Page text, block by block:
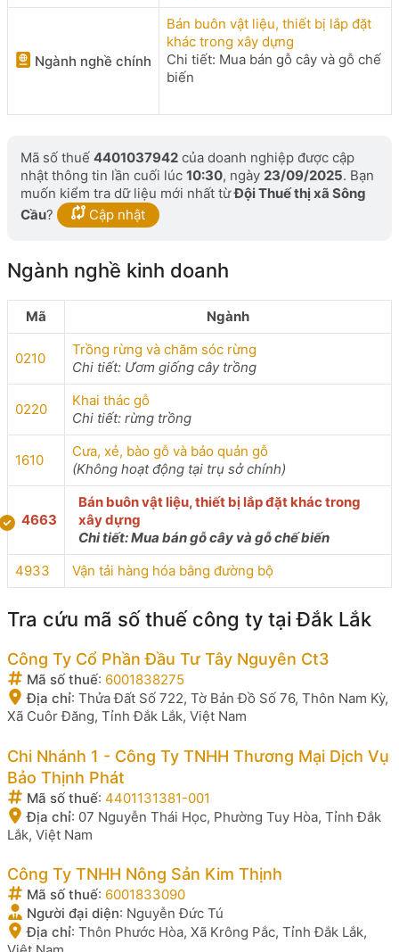
Ngành nghề chính
Bán buôn vật liệu, thiết bị lắp đặt
khác trong xây dựng
Chi tiết: Mua bán gỗ cây và gỗ chế
biến
Mã số thuế 4401037942 của doanh nghiệp được cập
nhật thông tin lần cuối lúc 10:30, ngày 23/09/2025. Bạn
muốn kiểm tra dữ liệu mới nhất từĐội Thuế thị xã Sông
Cầu? Cập nhật
Ngành nghề kinh doanh
Mã Ngành
0210
Trồng rừng và chăm sóc rừng
Chi tiết: Ươm giống cây trồng
0220
Khai thác gỗ
Chi tiết: rừng trồng
1610
Cưa, xẻ, bào gỗ và bảo quản gỗ
(Không hoạt động tại trụ sở chính)
4663
Bán buôn vật liệu, thiết bị lắp đặt khác trong
xây dựng
Chi tiết: Mua bán gỗ cây và gỗ chế biến
4933
Vận tải hàng hóa bằng đường bộ
Tra cứu mã số thuế công ty tại Đắk Lắk
Công Ty Cổ Phần Đầu Tư Tây Nguyên Ct3
Mã số thuế: 6001838275
Địa chỉ: Thửa Đất Số 722, Tờ Bản Đồ Số 76, Thôn Nam Kỳ,
Xã Cuôr Đăng, Tỉnh Đắk Lắk, Việt Nam
Chi Nhánh 1 - Công Ty TNHH Thương Mại Dịch Vụ
Bảo Thịnh Phát
Mã số thuế: 4401131381-001
Địa chỉ: 07 Nguyễn Thái Học, Phường Tuy Hòa, Tỉnh Đắk
Lắk, Việt Nam
Công Ty TNHH Nông Sản Kim Thịnh
Mã số thuế: 6001833090
Người đại diện: Nguyễn Đức Tú
Địa chỉ: Thôn Phước Hòa, Xã Krông Pắc, Tỉnh Đắk Lắk,